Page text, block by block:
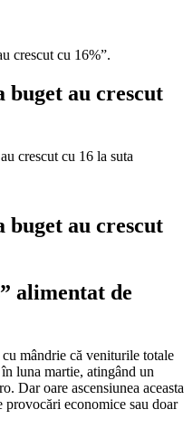
crescut cu 16%”.
au crescut
au crescut
alimentat de
mândrie că veniturile totale
luna martie, atingând un
Dar oare ascensiunea aceasta
provocări economice sau doar